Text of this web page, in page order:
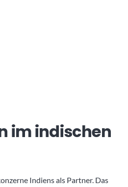
im indischen
Indiens als Partner. Das